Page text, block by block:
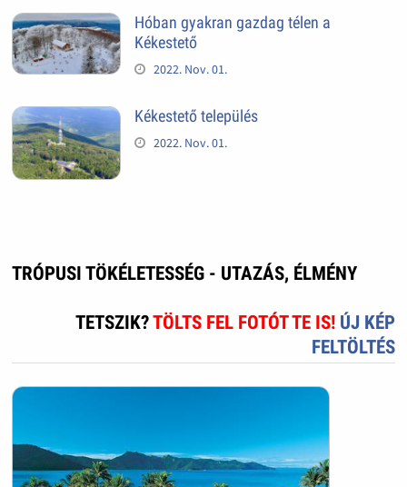
Hóban gyakran gazdag télen a
Kékestető
2022. Nov. 01.
Kékestető település
2022. Nov. 01.
TRÓPUSI TÖKÉLETESSÉG - UTAZÁS, ÉLMÉNY
TETSZIK?TÖLTS FEL FOTÓT TE IS! ÚJ KÉP
FELTÖLTÉS